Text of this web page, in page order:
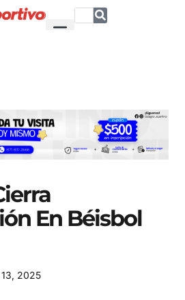
En Béisbol
2025